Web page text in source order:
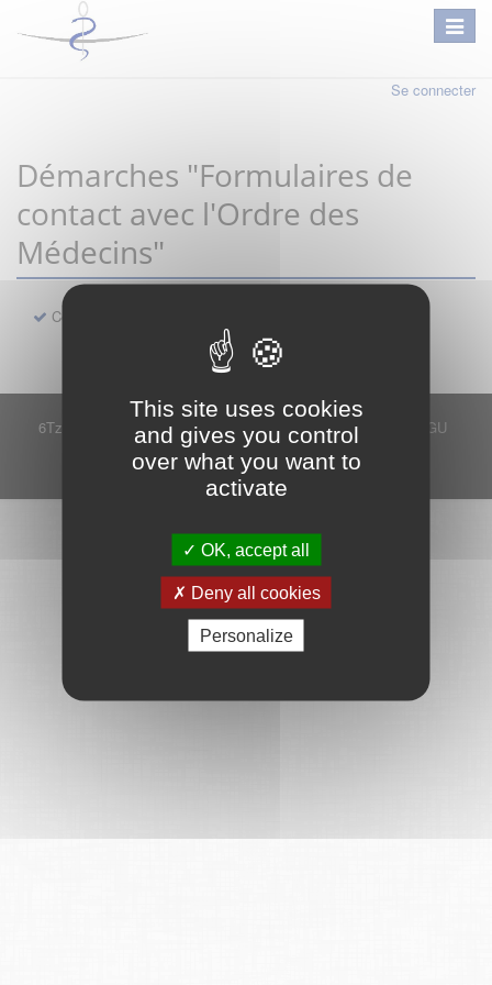
This site uses cookies
and gives you control
over what you want to
activate
OK, accept all
Deny all cookies
Personalize
Se connecter
Démarches "Formulaires de
contact avec l'Ordre des
Médecins"
Contact
6Tzen ©2015 - Tous droits réservés Mentions légales
CGU
Plan du site
FAQ
Contact
Ce service est proposé par6Tzen